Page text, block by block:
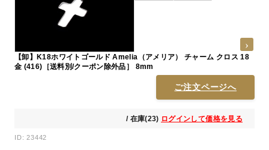
【卸】K18ホワイトゴールド Amelia（アメリア） チャーム クロス 18
金 (416)［送料別/クーポン除外品］ 8mm
ご注文ページへ
/ 在庫(23) ログインして価格を見る
ID: 23442